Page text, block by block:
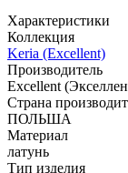
Характеристики
Коллекция
Keria (Excellent)
Производитель
Excellent
Страна
ПОЛЬША
Материал
латунь
Тип изделия